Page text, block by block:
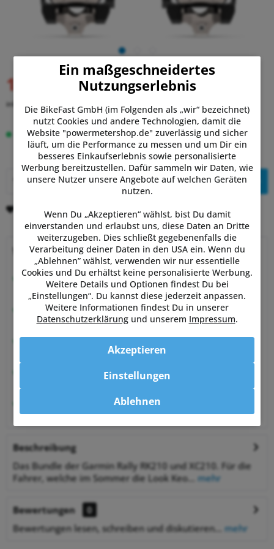
1.049,00 € UVP:1.099,99 €
inkl. MwSt. zzgl. Versandkosten
Lieferzeit 3-7 Tage
In denWarenkorb
Merken Bewerten
Warum Powermetershop?
Beratung vom Experten
von Sportlern für Sportler
Hervorragende Kundenzufriedenheit
99,6% zufriedene Kunden bei Shopauskunft.de
30 Tage Money-Back-Garantie
entspannt shoppen
Bestpreisgarantie
bei Zahlung per Vorkasse
Beschreibung
Das Bundle der Garmin Rally RK210 und XC210. Für die
Fahrer, welche im Sommer die Look Keo...
mehr
Bewertungen
0
Bewertungen lesen, schreiben und diskutieren...
mehr
Ein maßgeschneidertes
Nutzungserlebnis
Die BikeFast GmbH (im Folgenden als „wir“ bezeichnet)
nutzt Cookies und andere Technologien, damit die
Website "powermetershop.de" zuverlässig und sicher
läuft, um die Performance zu messen und um Dir ein
besseres Einkaufserlebnis sowie personalisierte
Werbung bereitzustellen. Dafür sammeln wir Daten, wie
unsere Nutzer unsere Angebote auf welchen Geräten
nutzen.
Wenn Du „Akzeptieren“ wählst, bist Du damit
einverstanden und erlaubst uns, diese Daten an Dritte
weiterzugeben. Dies schließt gegebenenfalls die
Verarbeitung deiner Daten in den USA ein. Wenn du
„Ablehnen” wählst, verwenden wir nur essentielle
Cookies und Du erhältst keine personalisierte Werbung.
Weitere Details und Optionen findest Du bei
„Einstellungen“. Du kannst diese jederzeit anpassen.
Weitere Informationen findest Du in unserer
Datenschutzerklärungund unserem Impressum.
Ablehnen
Akzeptieren
Einstellungen